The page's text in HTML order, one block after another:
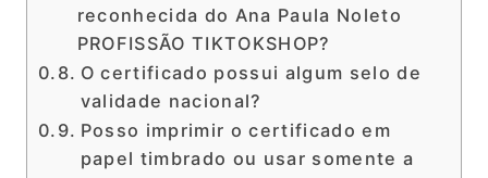
reconhecida do Ana Paula Noleto
PROFISSÃO TIKTOKSHOP?
O certificado possui algum selo de
validade nacional?
Posso imprimir o certificado em
papel timbrado ou usar somente a